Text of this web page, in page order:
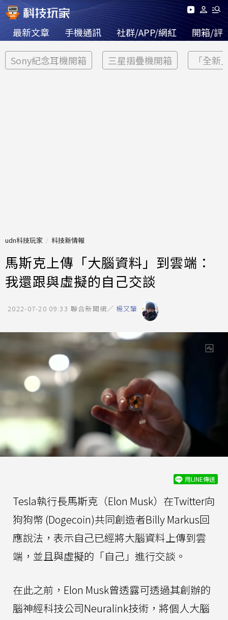
最新文章 手機通訊 社群/APP/網紅 開箱/評
Sony紀念耳機開箱 三星摺疊機開箱 「全新
udn科技玩家 科技新情報
馬斯克上傳「大腦資料」到雲端：
我還跟與虛擬的自己交談
2022-07-20 09:33 聯合新聞網／ 楊又肇
用LINE傳送
Tesla執行長馬斯克（Elon Musk）在Twitter向
狗狗幣 (Dogecoin)共同創造者Billy Markus回
應說法，表示自己已經將大腦資料上傳到雲
端，並且與虛擬的「自己」進行交談。
在此之前，Elon Musk曾透露可透過其創辦的
腦神經科技公司Neuralink技術，將個人大腦